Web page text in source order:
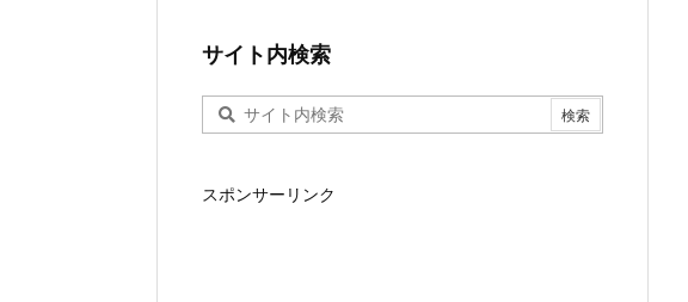
サイト内検索
スポンサーリンク